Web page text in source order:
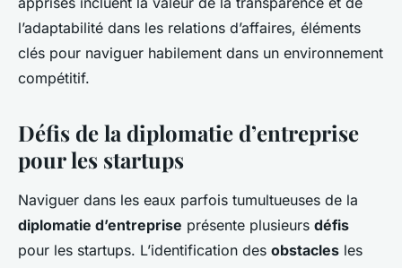
l’adaptabilité dans les relations d’affaires, éléments
clés pour naviguer habilement dans un environnement
compétitif.
Défis de la diplomatie d’entreprise
pour les startups
Naviguer dans les eaux parfois tumultueuses de la
diplomatie d’entreprise présente plusieurs défis
pour les startups. L’identification des obstacles les